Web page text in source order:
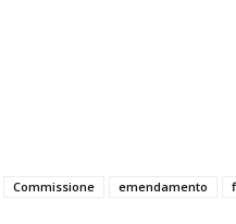
Commissione emendamento